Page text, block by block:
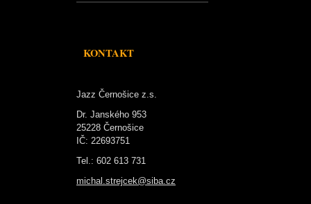
KONTAKT
Jazz Černošice z.s.
Dr. Janského 953
25228 Černošice
IČ: 22693751
Tel.: 602 613 731
michal.strejcek@siba.cz